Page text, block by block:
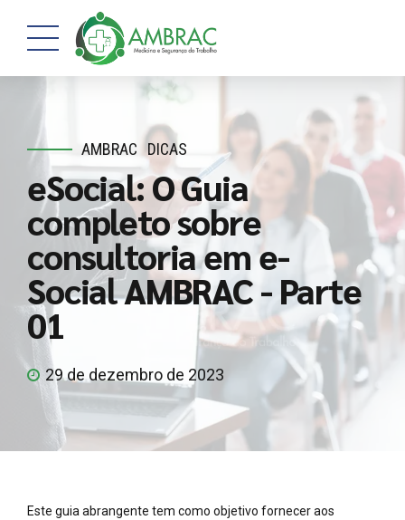
AMBRAC DICAS
eSocial: O Guia
completo sobre
consultoria em e-
Social AMBRAC - Parte
01
29 de dezembro de 2023
Este guia abrangente tem como objetivo fornecer aos